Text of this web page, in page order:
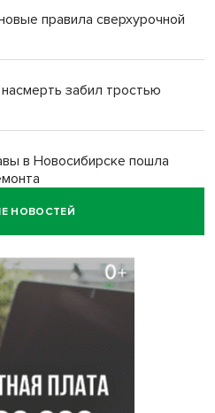
правила сверхурочной
забил тростью
в Новосибирске пошла
в травмпункте
обновили в аэропорту
рост заболеваемости
НОВОСТЕЙ